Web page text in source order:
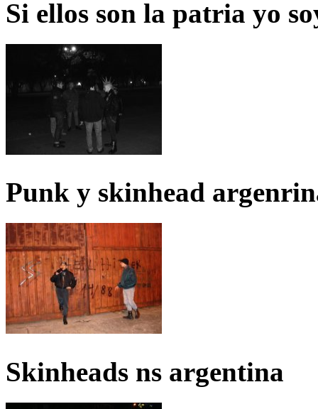
Si ellos son la patria yo
Punk y skinhead
Skinheads ns argentina